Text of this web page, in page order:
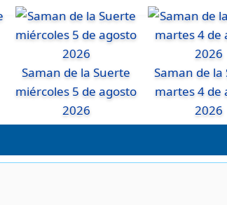
Saman de la Suerte
miércoles 5 de agosto
2026
Saman de la
martes 4 de
2026